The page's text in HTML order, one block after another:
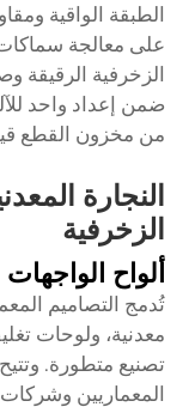
الطبقة الواقية
على معالجة
الزخرفية الرقيقة
ضمن إعداد واحد
من مخزون القطع
النجارة
الزخرفية
ألواح
تُدمج التصاميم
معدنية، ولوحات
تصنيع متطورة.
المعماريين وشركات